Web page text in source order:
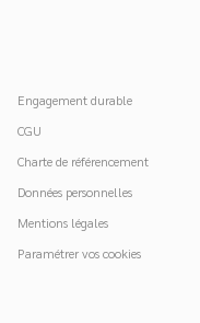
Engagement durable
CGU
Charte de référencement
Données personnelles
Mentions légales
Paramétrer vos cookies